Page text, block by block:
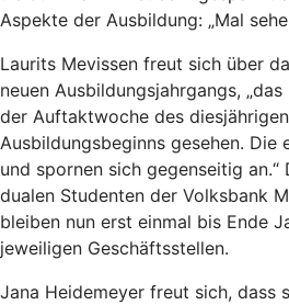
Aspekte der Ausbildung: „Mal
Laurits Mevissen freut sich über
neuen Ausbildungsjahrgangs,
der Auftaktwoche des diesjährigen
Ausbildungsbeginns gesehen. Die
und spornen sich gegenseitig an.“
dualen Studenten der Volksbank
bleiben nun erst einmal bis Ende
jeweiligen Geschäftsstellen.
Jana Heidemeyer freut sich, dass